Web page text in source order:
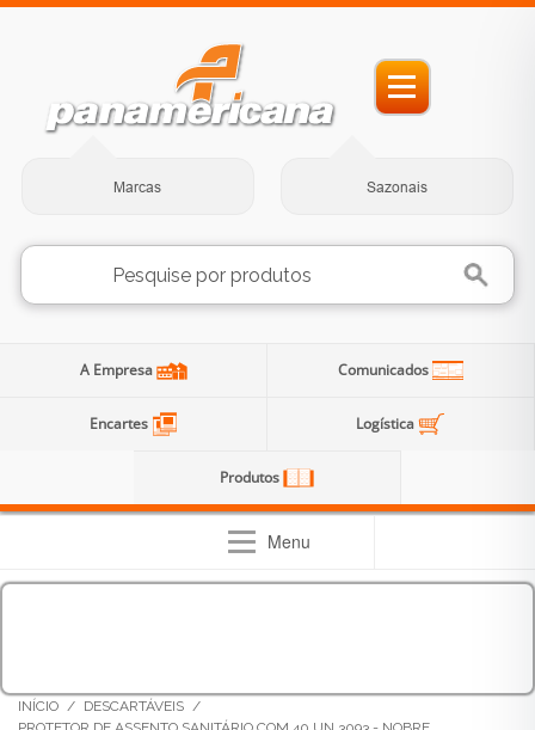
Marcas Sazonais
A Empresa Comunicados
Encartes Logística
Produtos
Menu
INÍCIO / DESCARTÁVEIS /